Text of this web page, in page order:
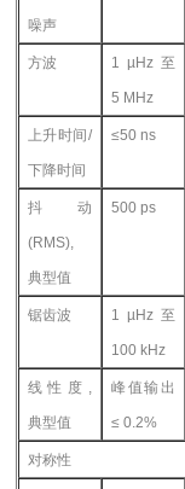
噪声
方波 1 µHz 至
5 MHz
上升时间/
下降时间
≤50 ns
抖动
(RMS),
典型值
500 ps
锯齿波 1 µHz 至
100 kHz
线性度,
典型值
峰值输出
≤ 0.2%
对称性